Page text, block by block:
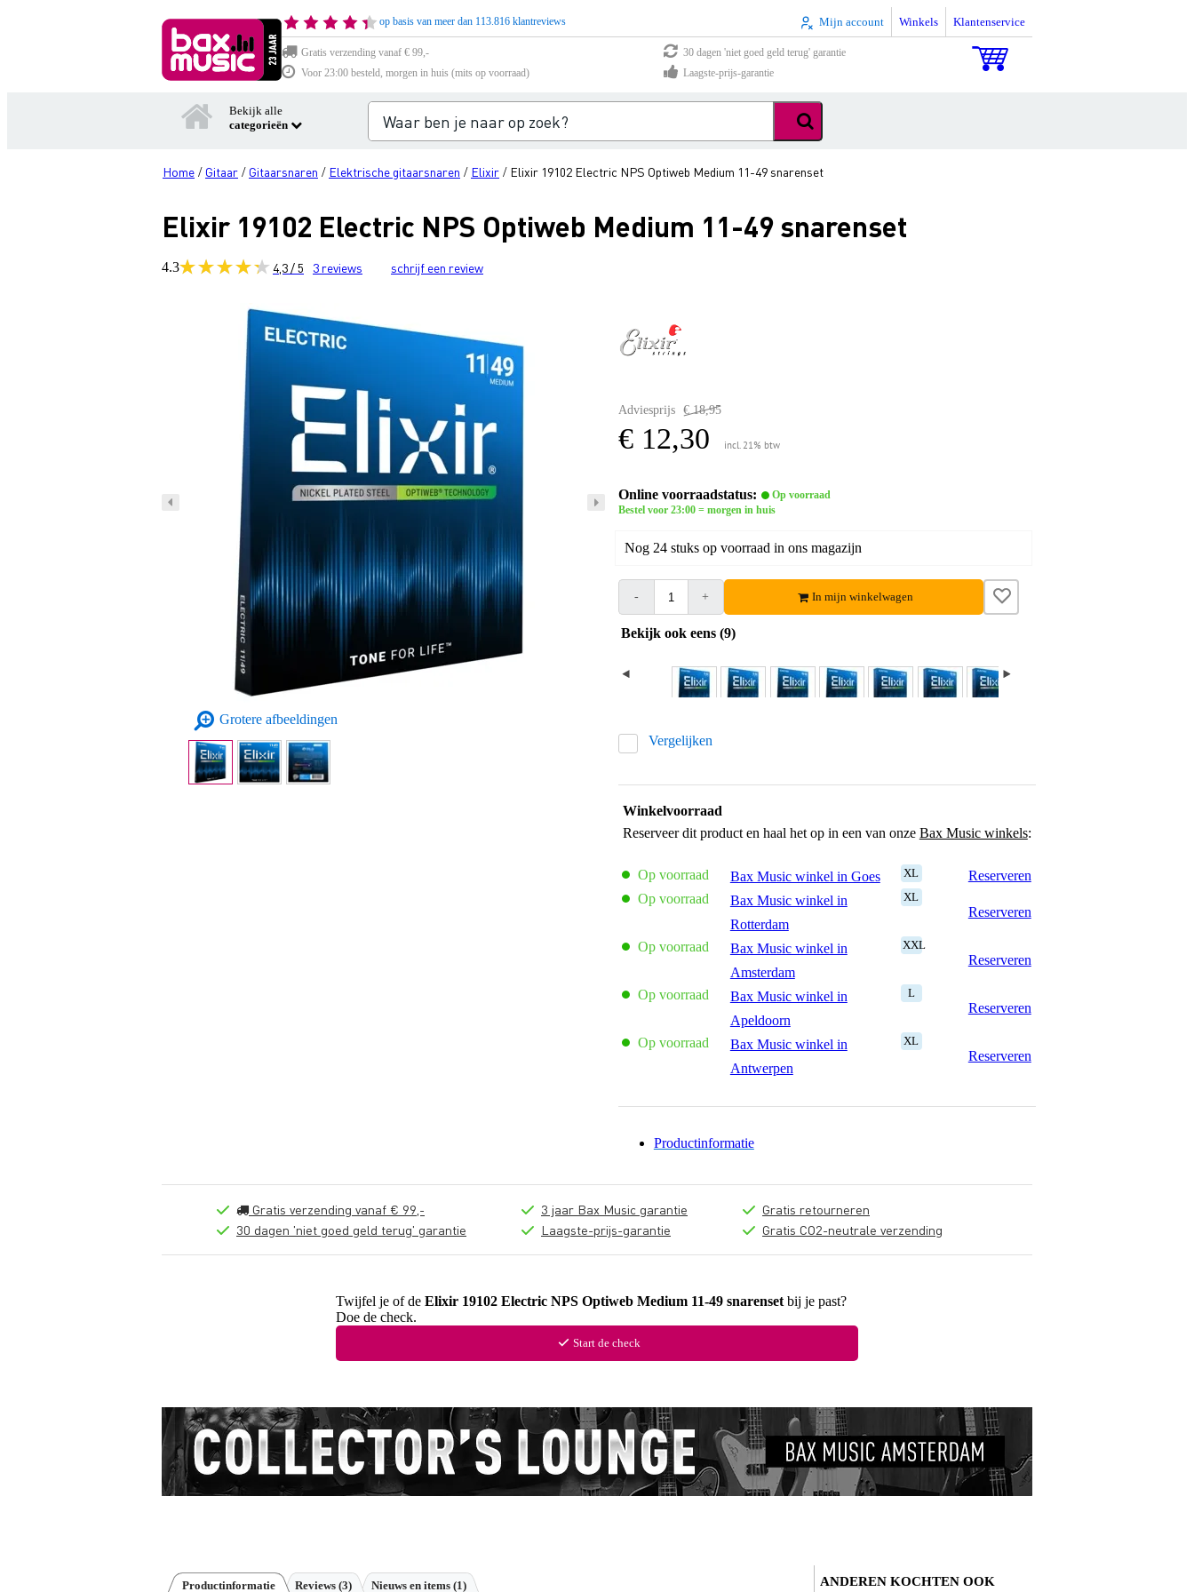
op basis van meer dan 113.816 klantreviews Mijn account Winkels Klantenservice
Gratis verzending vanaf € 99,-
30 dagen 'niet goed geld terug' garantie
Voor 23:00 besteld, morgen in huis (mits op voorraad)
Laagste-prijs-garantie
Bekijk alle
categorieën
Home / Gitaar / Gitaarsnaren / Elektrische gitaarsnaren / Elixir / Elixir 19102 Electric NPS Optiweb Medium 11-49 snarenset
Elixir 19102 Electric NPS Optiweb Medium 11-49 snarenset
4.3 4,3 / 5 3reviews schrijf een review
Grotere afbeeldingen
Adviesprijs € 18,95
€ 12,30 incl. 21% btw
Online voorraadstatus:
Op voorraad
Bestel voor 23:00 = morgen in huis
Nog 24 stuks op voorraad in ons magazijn
- + In mijn winkelwagen
Bekijk ook eens (9)
Vergelijken
Winkelvoorraad
Reserveer dit product en haal het op in een van onze Bax Music winkels:
Op voorraad Bax Music winkel in Goes XL
Reserveren
Op voorraad
Bax Music winkel in
Rotterdam
XL
Reserveren
Op voorraad
Bax Music winkel in
Amsterdam
XXL
Reserveren
Op voorraad
Bax Music winkel in
Apeldoorn
L
Reserveren
Op voorraad
Bax Music winkel in
Antwerpen
XL
Reserveren
Productinformatie
Gratis verzending vanaf € 99,-
30 dagen 'niet goed geld terug' garantie
3 jaar Bax Music garantie
Laagste-prijs-garantie
Gratis retourneren
Gratis CO2-neutrale verzending
Twijfel je of de Elixir 19102 Electric NPS Optiweb Medium 11-49 snarenset bij je past?
Doe de check.
Start de check
Productinformatie Reviews (3) Nieuws en items (1) ANDEREN KOCHTEN OOK